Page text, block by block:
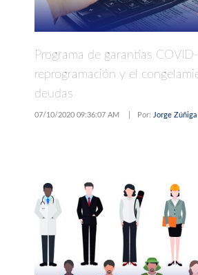
Programa de garantías
reprogramación y el
deudas
07/10/2020 09:36:07 AM Por: Jorge Zúñiga